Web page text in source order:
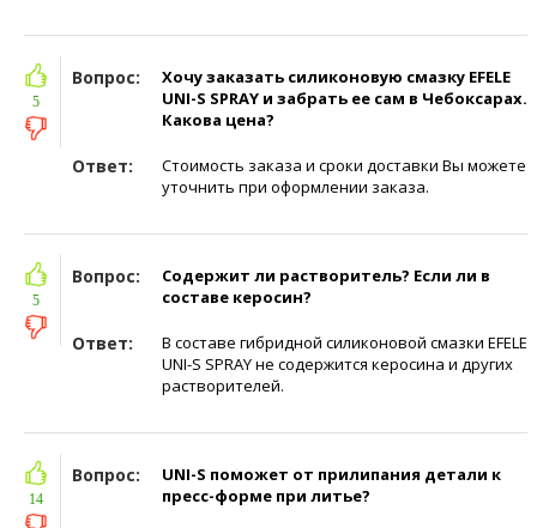
Вопрос:
Хочу заказать силиконовую смазку EFELE
UNI-S SPRAY и забрать ее сам в Чебоксарах.
Какова цена?
Ответ:
Стоимость заказа и сроки доставки Вы можете
уточнить при оформлении заказа.
5
Вопрос:
Содержит ли растворитель? Если ли в
составе керосин?
Ответ:
В составе гибридной силиконовой смазки EFELE
UNI-S SPRAY не содержится керосина и других
растворителей.
5
Вопрос:
UNI-S поможет от прилипания детали к
пресс-форме при литье?
14